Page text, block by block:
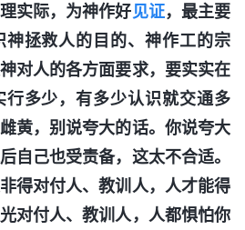
实际，为神作好见证，最主要
神拯救人的目的、神作工的宗
对人的各方面要求，要实实在
多少，有多少认识就交通多
黄，别说夸大的话。你说夸大
自己也受责备，这太不合适。
得对付人、教训人，人才能得
对付人、教训人，人都惧怕你